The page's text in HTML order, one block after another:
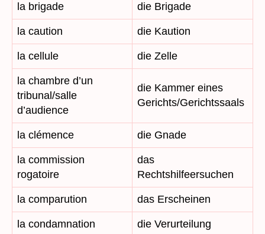
la brigade die Brigade
la caution die Kaution
la cellule die Zelle
la chambre d’un
tribunal/salle
d’audience
die Kammer eines
Gerichts/Gerichtssaals
la clémence die Gnade
la commission
rogatoire
das
Rechtshilfeersuchen
la comparution das Erscheinen
la condamnation die Verurteilung